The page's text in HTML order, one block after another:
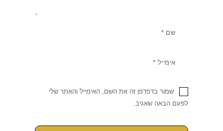
שמור בדפדפן זה את השם, האימייל והאתר שלי
לפעם הבאה שאגיב.